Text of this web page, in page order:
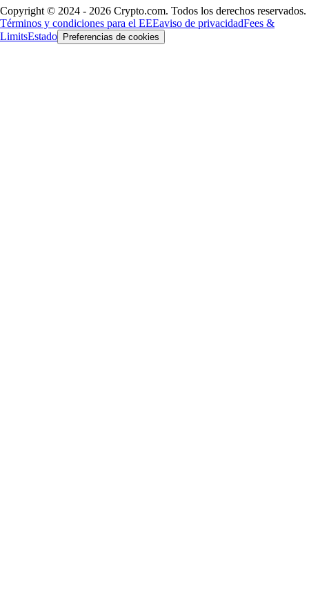
Copyright © 2024 - 2026 Crypto.com. Todos los derechos reservados.
Términos y condiciones para el EEEaviso de privacidadFees &
LimitsEstado Preferencias de cookies